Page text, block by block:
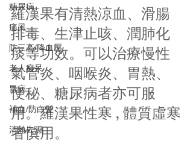
糖尿病
痛風
防三高/降血壓
老人癡呆
胃病
補血/防白髮
清熱去濕
羅漢果有清熱涼血、滑腸
排毒、生津止咳、潤肺化
痰等功效。可以治療慢性
氣管炎、咽喉炎、胃熱、
便秘、糖尿病者亦可服
用。羅漢果性寒 , 體質虛寒
者慎用。